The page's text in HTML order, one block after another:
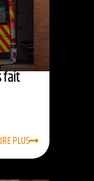
fait
PLUS